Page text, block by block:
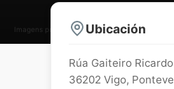
Imagens podem estar sujeitos a direitos de
Ubicación
Rúa Gaiteiro
36202 Vigo,